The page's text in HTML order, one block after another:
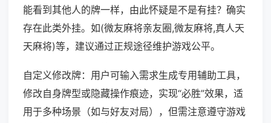
能看到其他人的牌一样，由此怀疑是不是有挂？确实
存在此类外挂。如(微友麻将亲友圈,微友麻将,真人天
天麻将)等，建议通过正规途径维护游戏公平。
自定义修改牌：用户可输入需求生成专用辅助工具，
修改自身牌型或隐藏操作痕迹，实现“必胜”效果，适
用于多种场景（如与好友对局），但需注意遵守游戏